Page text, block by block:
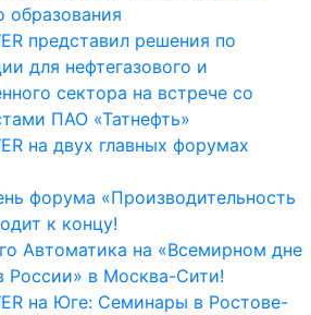
образования
представил решения по
для нефтегазового и
сектора на встрече со
ПАО «Татнефть»
на двух главных форумах
форума «Производительность
к концу!
Автоматика на «Всемирном дне
России» в Москва-Сити!
на Юге: Семинары в Ростове-